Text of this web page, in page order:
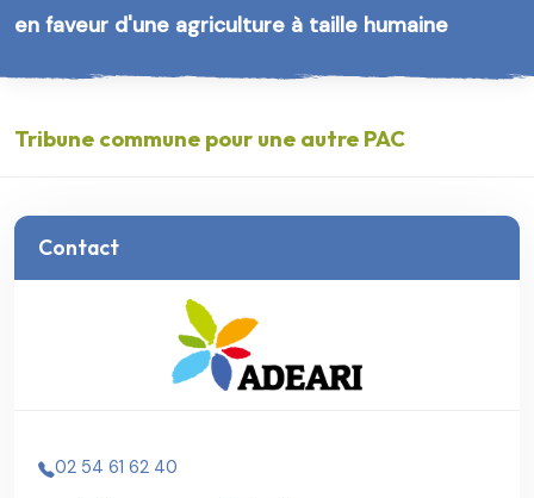
en faveur d'une agriculture à taille humaine
Tribune commune pour une autre PAC
Contact
02 54 61 62 40